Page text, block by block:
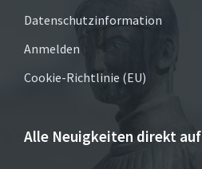
Datenschutzinformation
Anmelden
Cookie-Richtlinie (EU)
Alle Neuigkeiten direkt